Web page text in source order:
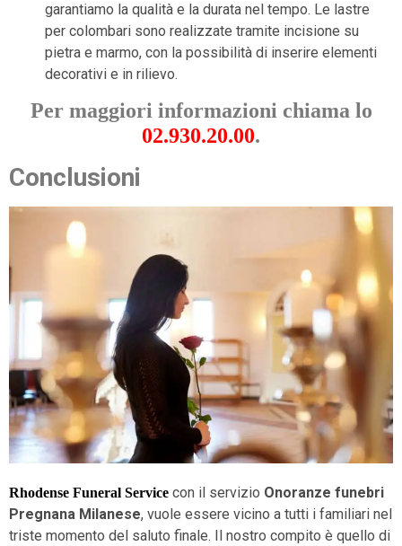
garantiamo la qualità e la durata nel tempo. Le lastre
per colombari sono realizzate tramite incisione su
pietra e marmo, con la possibilità di inserire elementi
decorativi e in rilievo.
Per maggiori informazioni chiama lo
02.930.20.00.
Conclusioni
Rhodense Funeral Service con il servizio Onoranze funebri
Pregnana Milanese, vuole essere vicino a tutti i familiari nel
triste momento del saluto finale. Il nostro compito è quello di